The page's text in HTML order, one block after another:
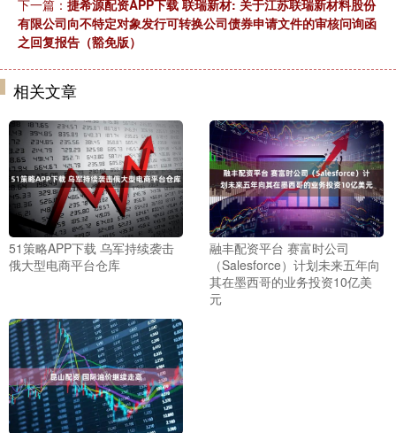
下一篇： 捷希源配资APP下载 联瑞新材: 关于江苏联瑞新材料股份
有限公司向不特定对象发行可转换公司债券申请文件的审核问询函
之回复报告（豁免版）
相关文章
51策略APP下载 乌军持续袭击
俄大型电商平台仓库
融丰配资平台 赛富时公司
（Salesforce）计划未来五年向
其在墨西哥的业务投资10亿美
元